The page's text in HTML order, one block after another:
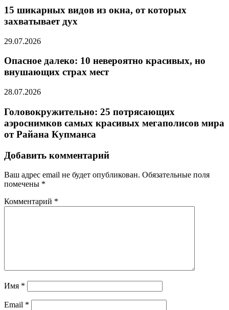
15 шикарных видов из окна, от которых
захватывает дух
29.07.2026
Опасное далеко: 10 невероятно красивых, но
внушающих страх мест
28.07.2026
Головокружительно: 25 потрясающих
аэроснимков самых красивых мегаполисов мира
от Райана Купманса
Добавить комментарий
Ваш адрес email не будет опубликован. Обязательные поля
помечены *
Комментарий *
Имя *
Email *